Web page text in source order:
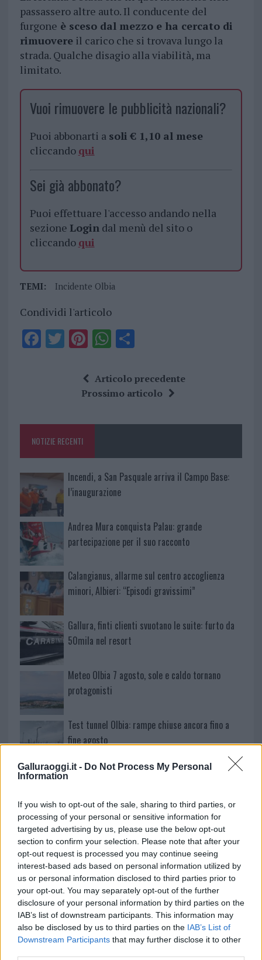
Galluraoggi.it - Do Not Process My Personal
Information
If you wish to opt-out of the sale, sharing to third parties, or
processing of your personal or sensitive information for
targeted advertising by us, please use the below opt-out
section to confirm your selection. Please note that after your
opt-out request is processed you may continue seeing
interest-based ads based on personal information utilized by
us or personal information disclosed to third parties prior to
your opt-out. You may separately opt-out of the further
disclosure of your personal information by third parties on the
IAB’s list of downstream participants. This information may
also be disclosed by us to third parties on the IAB’s List of
Downstream Participants that may further disclose it to other
passassero altre auto. Il conducente del
furgone è sceso dal mezzo e ha cercato di
rimuovereil carico che si trovava lungo la
strada. Qualche disagio alla viabilità, ma
limitato.
Vuoi rimuovere le pubblicità nazionali?
Puoi abbonarti a soli € 1,10 al mese
cliccando qui
Sei già abbonato?
Puoi effettuare l'accesso andando nella
sezione Logindal menù del sito o
cliccando qui
TEMI: Incidente Olbia
Condividi l'articolo
F
o
k
T Pi
te
re
W
at
s
p
S
a
re
Articolo precedente
Prossimo articolo
NOTIZIE RECENTI
Incendi, a San Pasquale arriva il Campo Base:
l’inaugurazione
Andrea Mura conquista Palau: grande
partecipazione per il suo racconto
Calangianus, allarme sul centro accoglienza
minori, Albieri: “Episodi gravissimi”
Gallura, finti clienti svuotano le suite: furto da
50mila nel resort
Meteo Olbia 7 agosto, sole e caldo tornano
protagonisti
Test tunnel Olbia: rampe chiuse ancora fino a
fine agosto
Aggius conquista la classifica delle mete più
NECROLOGIE